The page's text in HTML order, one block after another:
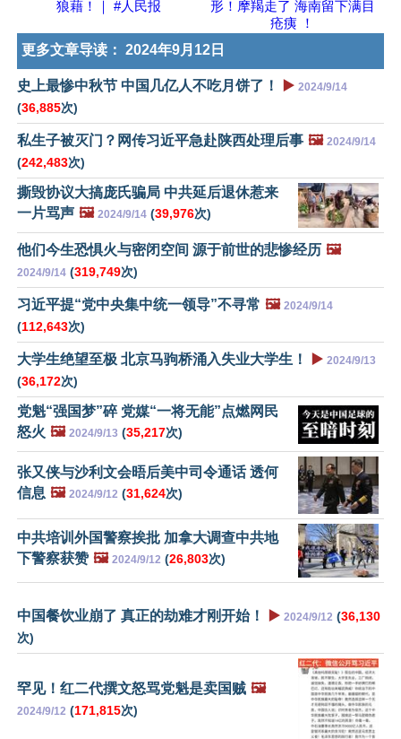
狼藉！｜ #人民报
形！摩羯走了 海南留下满目
疮痍 ！
更多文章导读： 2024年9月12日
史上最惨中秋节 中国几亿人不吃月饼了！ ▶️ 2024/9/14
(36,885次)
私生子被灭门？网传习近平急赴陕西处理后事 🖼️ 2024/9/14
(242,483次)
撕毁协议大搞庞氏骗局 中共延后退休惹来
一片骂声 🖼️ 2024/9/14 (39,976次)
他们今生恐惧火与密闭空间 源于前世的悲惨经历 🖼️
2024/9/14 (319,749次)
习近平提“党中央集中统一领导”不寻常 🖼️ 2024/9/14
(112,643次)
大学生绝望至极 北京马驹桥涌入失业大学生！ ▶️ 2024/9/13
(36,172次)
党魁“强国梦”碎 党媒“一将无能”点燃网民
怒火 🖼️ 2024/9/13 (35,217次)
张又侠与沙利文会晤后美中司令通话 透何
信息 🖼️ 2024/9/12 (31,624次)
中共培训外国警察挨批 加拿大调查中共地
下警察获赞 🖼️ 2024/9/12 (26,803次)
中国餐饮业崩了 真正的劫难才刚开始！ ▶️ 2024/9/12 (36,130
次)
罕见！红二代撰文怒骂党魁是卖国贼 🖼️
2024/9/12 (171,815次)